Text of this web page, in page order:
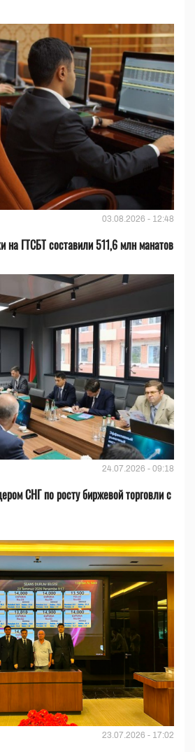
03.08.2026 - 12:48
на ГТСБТ составили 511,6 млн манатов
24.07.2026 - 09:18
СНГ по росту биржевой торговли с
23.07.2026 - 17:02